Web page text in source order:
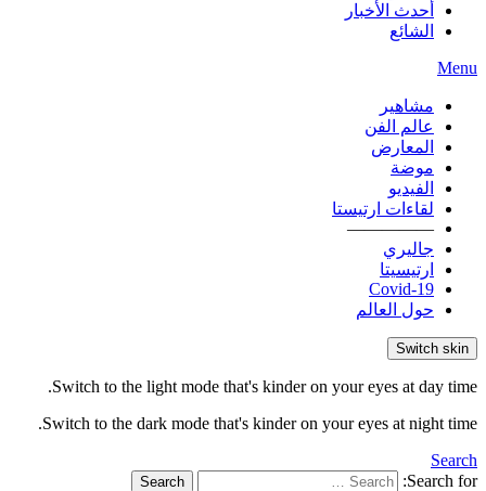
أحدث الأخبار
الشائع
Menu
مشاهير
عالم الفن
المعارض
موضة
الفيديو
لقاءات ارتيستا
—————
جاليري
ارتيسيتا
Covid-19
حول العالم
Switch skin
Switch to the light mode that's kinder on your eyes at day time.
Switch to the dark mode that's kinder on your eyes at night time.
Search
Search for:
Search